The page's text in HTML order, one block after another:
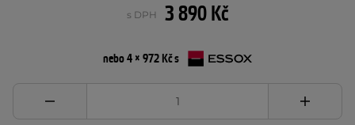
3 890 Kč
s DPH
nebo 4 × 972 Kč s